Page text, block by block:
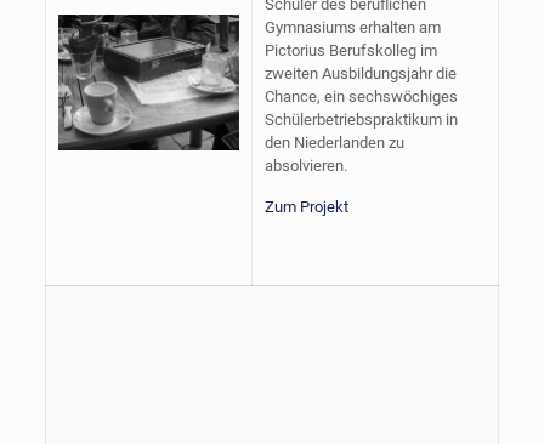
Schüler des beruflichen
Gymnasiums erhalten am
Pictorius Berufskolleg im
zweiten Ausbildungsjahr die
Chance, ein sechswöchiges
Schülerbetriebspraktikum in
den Niederlanden zu
absolvieren.
Zum Projekt